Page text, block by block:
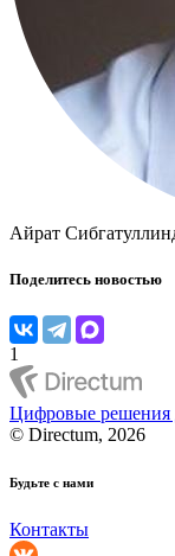
Айрат Сибгатуллин
Поделитесь новостью
1
Цифровые решения
© Directum, 2026
Будьте с нами
Контакты